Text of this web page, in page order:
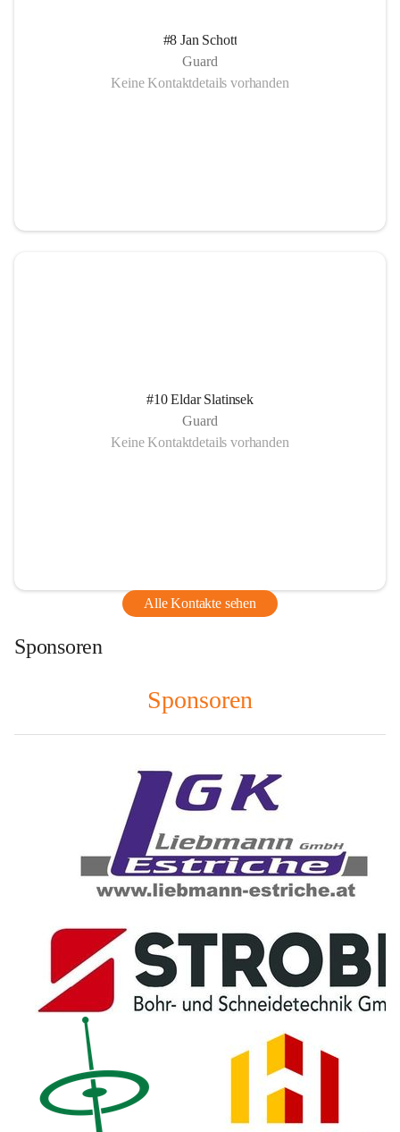
#8 Jan Schott
Guard
Keine Kontaktdetails vorhanden
#10 Eldar Slatinsek
Guard
Keine Kontaktdetails vorhanden
Alle Kontakte sehen
Sponsoren
Sponsoren